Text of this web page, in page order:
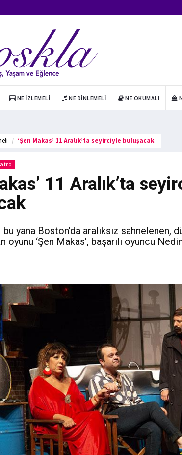
NE İZLEMELI NE DINLEMELI NE OKUMALI
‘Şen Makas’ 11 Aralık’ta seyirciyle buluşacak
11 Aralık’ta
bu yana Boston’da aralıksız sahnelenen,
oyunu ‘Şen Makas’, başarılı oyuncu